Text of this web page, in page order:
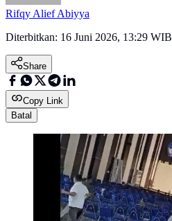
Rifqy Alief Abiyya
Diterbitkan: 16 Juni 2026, 13:29 WIB
Share
Copy Link
Batal